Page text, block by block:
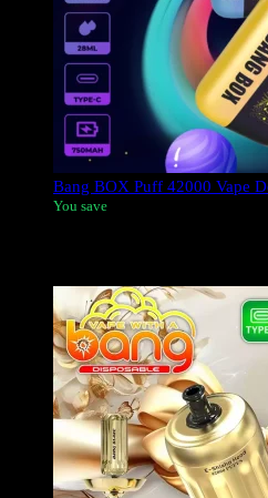
Bang BOX Puff 42000 Vape
You save